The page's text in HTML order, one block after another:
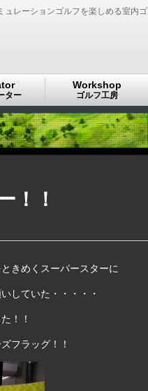
レーションゴルフを楽しめる室内
ター
Workshop
ゴルフ工房
！！
きめくスーパースターに
していた・・・・・
！！
フラッグ！！